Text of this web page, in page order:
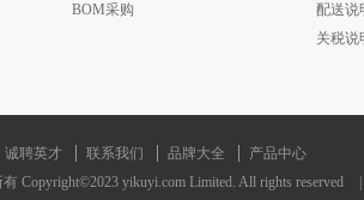
BOM采购
配送说
关税说
诚聘英才 联系我们 品牌大全
产品中心
Copyright©2023 yikuyi.com Limited. All rights reserved